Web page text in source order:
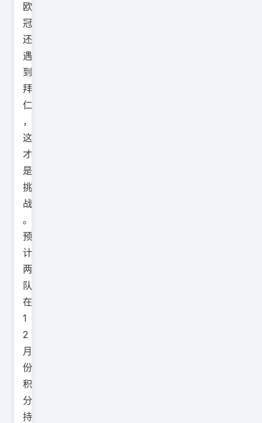
欧
冠
还
遇
到
拜
仁
，
这
才
是
挑
战
。
预
计
两
队
在
1
2
月
份
积
分
持